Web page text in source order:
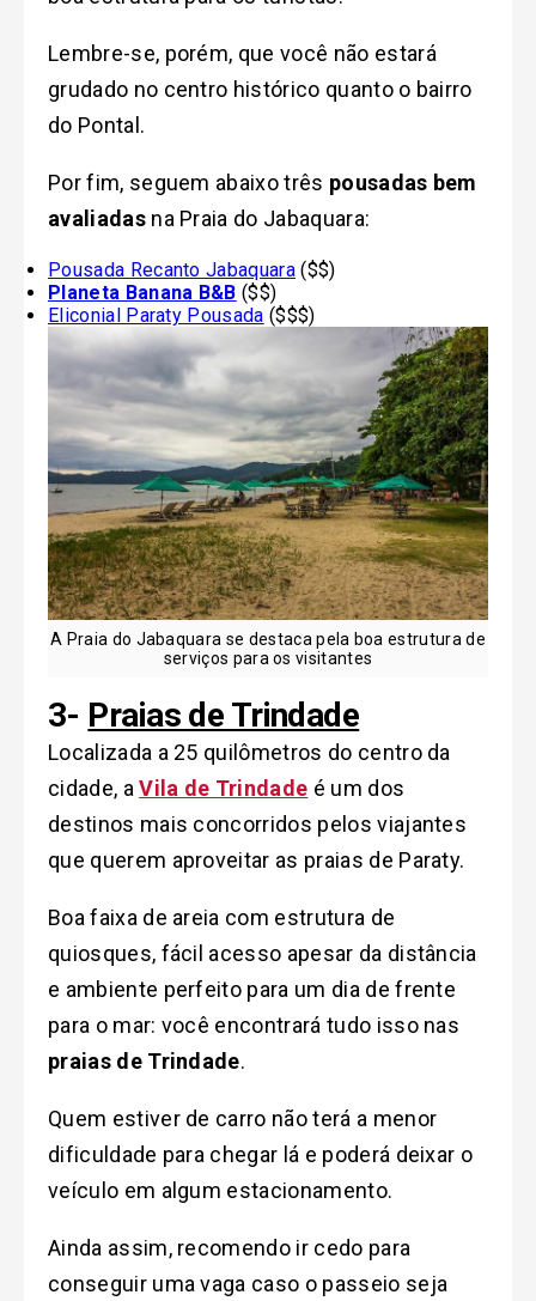
Lembre-se, porém, que você não estará
grudado no centro histórico quanto o bairro
do Pontal.
Por fim, seguem abaixo três pousadas bem
avaliadasna Praia do Jabaquara:
Pousada Recanto Jabaquara ($$)
Planeta Banana B&B ($$)
Eliconial Paraty Pousada ($$$)
A Praia do Jabaquara se destaca pela boa estrutura de
serviços para os visitantes
3- Praias de Trindade
Localizada a 25 quilômetros do centro da
cidade, aVila de Trindade é um dos
destinos mais concorridos pelos viajantes
que querem aproveitar as praias de Paraty.
Boa faixa de areia com estrutura de
quiosques, fácil acesso apesar da distância
e ambiente perfeito para um dia de frente
para o mar: você encontrará tudo isso nas
praias de Trindade.
Quem estiver de carro não terá a menor
dificuldade para chegar lá e poderá deixar o
veículo em algum estacionamento.
Ainda assim, recomendo ir cedo para
conseguir uma vaga caso o passeio seja